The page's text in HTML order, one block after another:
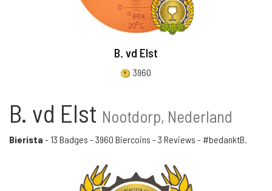
B. vd Elst
3960
B. vd Elst Nootdorp, Nederland
Bierista - 13 Badges - 3960 Biercoins - 3 Reviews - #bedanktB.